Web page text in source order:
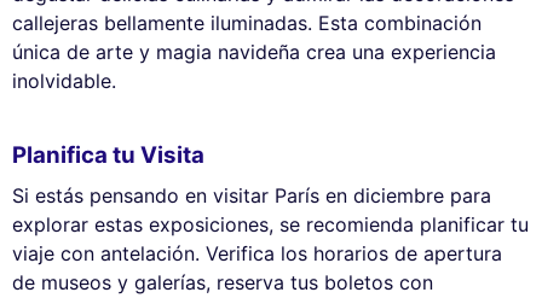
callejeras bellamente iluminadas. Esta combinación
única de arte y magia navideña crea una experiencia
inolvidable.
Planifica tu Visita
Si estás pensando en visitar París en diciembre para
explorar estas exposiciones, se recomienda planificar tu
viaje con antelación. Verifica los horarios de apertura
de museos y galerías, reserva tus boletos con